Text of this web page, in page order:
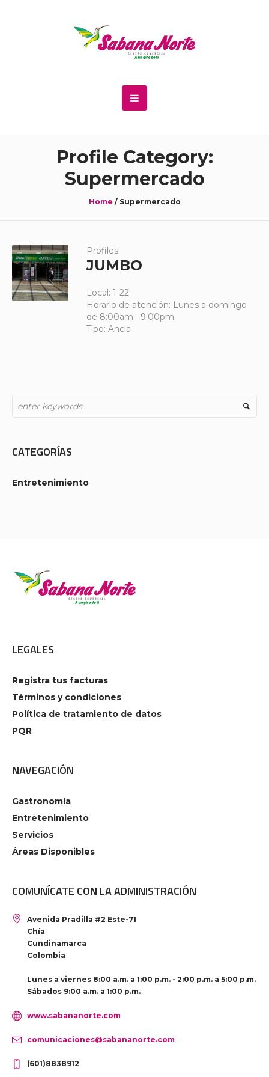
Profile Category:
Supermercado
Home / Supermercado
Profiles
JUMBO
Local: 1-22
Horario de atención: Lunes a domingo
de 8:00am. -9:00pm.
Tipo: Ancla
CATEGORÍAS
Entretenimiento
LEGALES
Registra tus facturas
Términos y condiciones
Política de tratamiento de datos
PQR
NAVEGACIÓN
Gastronomía
Entretenimiento
Servicios
Áreas Disponibles
COMUNÍCATE CON LA ADMINISTRACIÓN
Avenida Pradilla #2 Este-71
Chía
Cundinamarca
Colombia
Lunes a viernes 8:00 a.m. a 1:00 p.m. - 2:00 p.m. a 5:00 p.m.
Sábados 9:00 a.m. a 1:00 p.m.
www.sabananorte.com
comunicaciones@sabananorte.com
(601)8838912